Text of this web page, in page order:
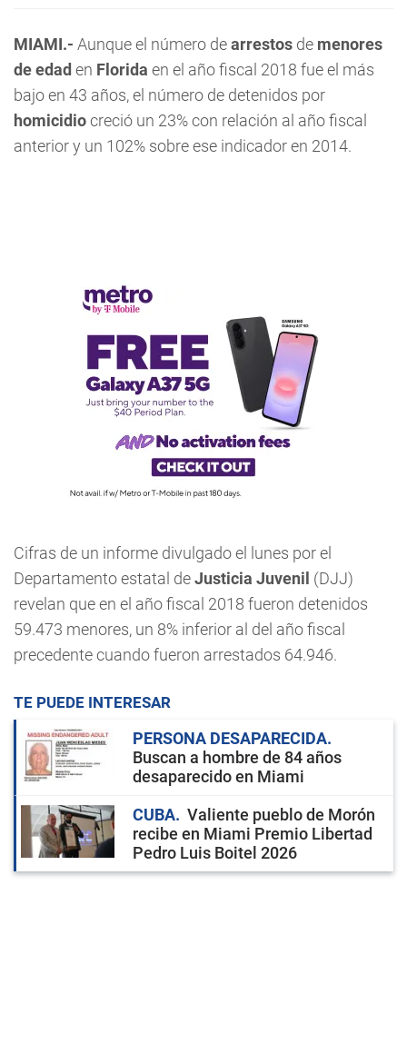
MIAMI.- Aunque el número dearrestos de menores
de edad en Florida en el año fiscal 2018 fue el más
bajo en 43 años, el número de detenidos por
homicidiocreció un 23% con relación al año fiscal
anterior y un 102% sobre ese indicador en 2014.
Cifras de un informe divulgado el lunes por el
Departamento estatal deJusticia Juvenil (DJJ)
revelan que en el año fiscal 2018 fueron detenidos
59.473 menores, un 8% inferior al del año fiscal
precedente cuando fueron arrestados 64.946.
TE PUEDE INTERESAR
PERSONA DESAPARECIDA
Buscan a hombre de 84 años
desaparecido en Miami
CUBA
Valiente pueblo de Morón
recibe en Miami Premio Libertad
Pedro Luis Boitel 2026